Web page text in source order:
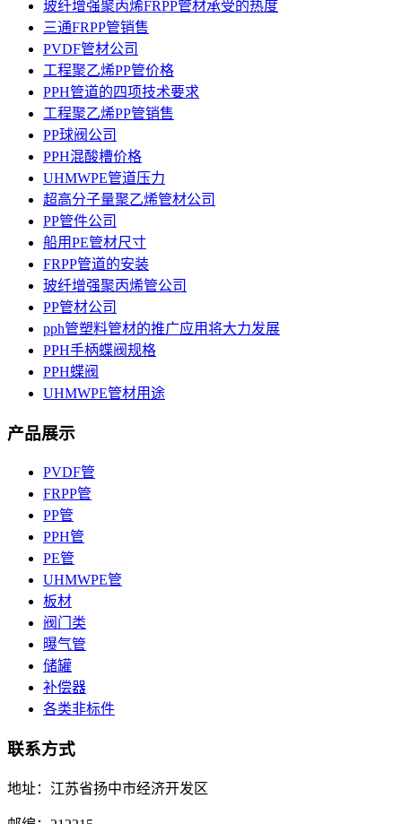
玻纤增强聚丙烯FRPP管材承受的热度
三通FRPP管销售
PVDF管材公司
工程聚乙烯PP管价格
PPH管道的四项技术要求
工程聚乙烯PP管销售
PP球阀公司
PPH混酸槽价格
UHMWPE管道压力
超高分子量聚乙烯管材公司
PP管件公司
船用PE管材尺寸
FRPP管道的安装
玻纤增强聚丙烯管公司
PP管材公司
pph管塑料管材的推广应用将大力发展
PPH手柄蝶阀规格
PPH蝶阀
UHMWPE管材用途
产品展示
PVDF管
FRPP管
PP管
PPH管
PE管
UHMWPE管
板材
阀门类
曝气管
储罐
补偿器
各类非标件
联系方式
地址：江苏省扬中市经济开发区